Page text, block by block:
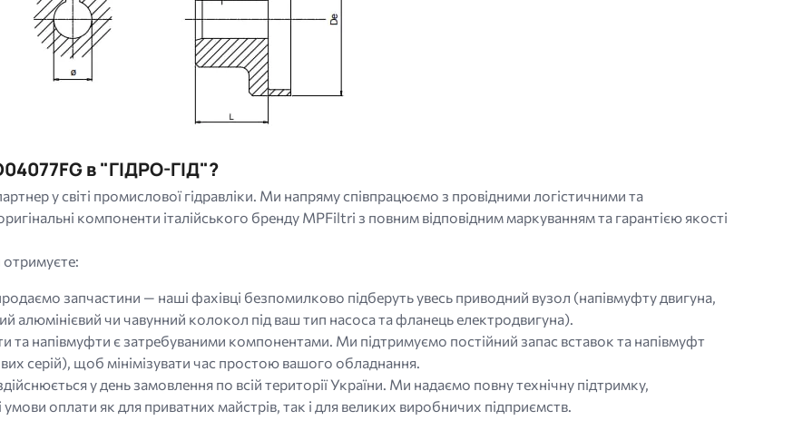
в "ГІДРО-ГІД"?
у світі промислової гідравліки. Ми напряму співпрацюємо з провідними логістичними та
компоненти італійського бренду MPFiltri з повним відповідним маркуванням та гарантією якості
отримуєте:
запчастини — наші фахівці безпомилково підберуть увесь приводний вузол (напівмуфту двигуна,
алюмінієвий чи чавунний колокол під ваш тип насоса та фланець електродвигуна).
та напівмуфти є затребуваними компонентами. Ми підтримуємо постійний запас вставок та напівмуфт
серій), щоб мінімізувати час простою вашого обладнання.
у день замовлення по всій території України. Ми надаємо повну технічну підтримку,
оплати як для приватних майстрів, так і для великих виробничих підприємств.